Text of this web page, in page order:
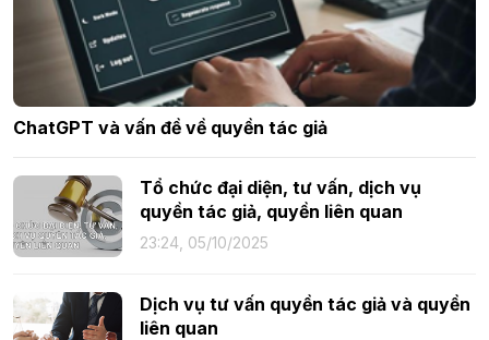
ChatGPT và vấn đề về quyền tác giả
Tổ chức đại diện, tư vấn, dịch vụ
quyền tác giả, quyền liên quan
23:24, 05/10/2025
Dịch vụ tư vấn quyền tác giả và quyền
liên quan